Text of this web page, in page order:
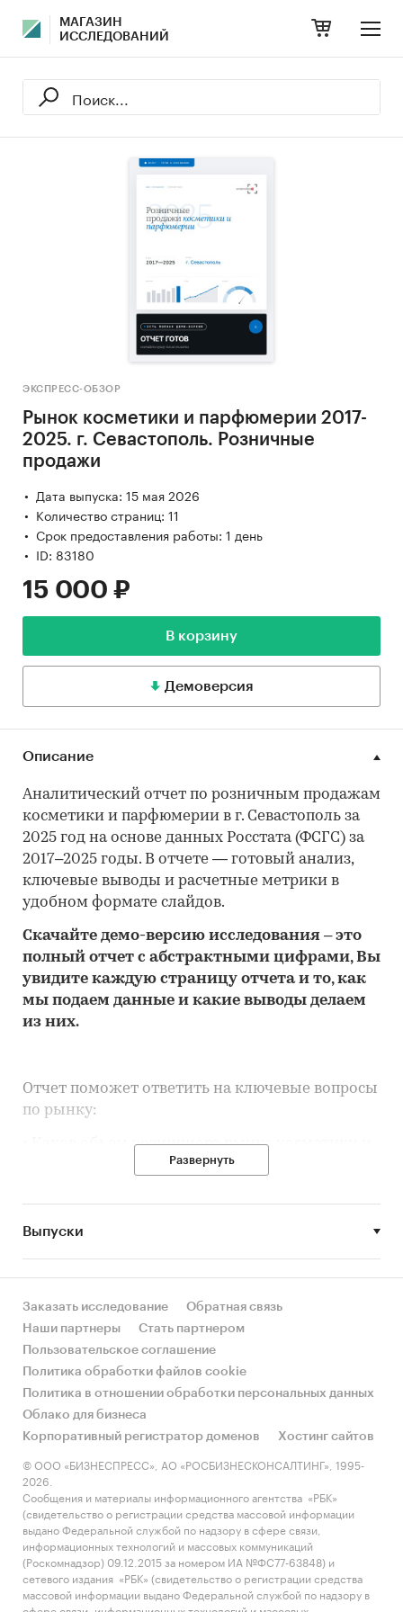
МАГАЗИН
ИССЛЕДОВАНИЙ
ЭКСПРЕСС-ОБЗОР
Рынок косметики и парфюмерии 2017-
2025. г. Севастополь. Розничные
продажи
Дата выпуска: 15 мая 2026
Количество страниц: 11
Срок предоставления работы: 1 день
ID: 83180
15 000 ₽
В корзину
Демоверсия
Описание
Аналитический отчет по розничным продажам
косметики и парфюмерии в г. Севастополь за
2025 год на основе данных Росстата (ФСГС) за
2017–2025 годы. В отчете — готовый анализ,
ключевые выводы и расчетные метрики в
удобном формате слайдов.
Скачайте демо-версию исследования – это
полный отчет с абстрактными цифрами, Вы
увидите каждую страницу отчета и то,как
мы подаем данные и какие выводы делаем
из них.
Отчет поможет ответить на ключевые вопросы
по рынку:
• Каков объем розничного рынка косметики и
парфюмерии в г. Севастополь, много это или
России?
• Рынок растет или снижается? Если растет, то
за счет реального спроса или за счет
динамикой других регионов?
• Какое место регион занимает в России и в
своем федеральном округе по объему продаж
и по продажам на душу населения?
• К какому сегменту можно отнести рынок по
размеру и темпом роста (малый/крупный, с
опережающей динамикой/с отстающей
динамикой) в стратегической перспективе и в
текущей ситуации? Меняются ли позиции
региона с течением времени?
• Насколько рынок насыщен и какой у региона
потенциал роста, если сравнить его с
регионами со схожими доходами, со схожей
Развернуть
Выпуски
Заказать исследование
Обратная связь
Наши партнеры
Стать партнером
Пользовательское соглашение
Политика обработки файлов cookie
Политика в отношении обработки персональных данных
Облако для бизнеса
Корпоративный регистратор доменов
Хостинг сайтов
© ООО «БИЗНЕСПРЕСС», АО «РОСБИЗНЕСКОНСАЛТИНГ», 1995-
2026.
Сообщения и материалы информационного агентства «РБК»
(свидетельство о регистрации средства массовой информации
выдано Федеральной службой по надзору в сфере связи,
информационных технологий и массовых коммуникаций
(Роскомнадзор) 09.12.2015 за номером ИА №ФС77-63848) и
сетевого издания «РБК» (свидетельство о регистрации средства
массовой информации выдано Федеральной службой по надзору в